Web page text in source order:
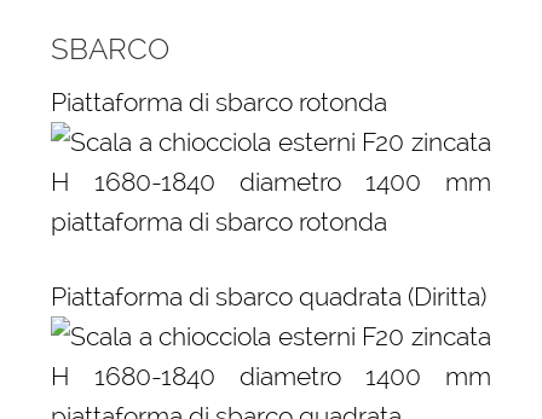
SBARCO
Piattaforma di sbarco rotonda
Piattaforma di sbarco quadrata (Diritta)